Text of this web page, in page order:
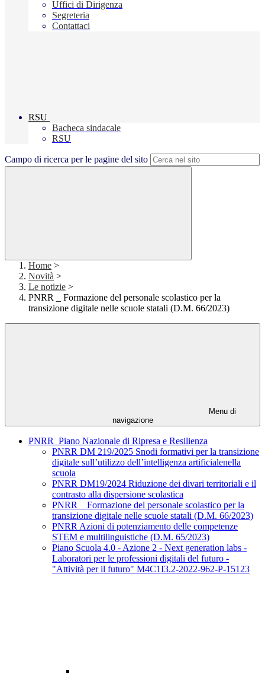
Uffici di Dirigenza
Segreteria
Contattaci
RSU
Bacheca sindacale
RSU
Campo di ricerca per le pagine del sito
Home >
Novità >
Le notizie >
PNRR _ Formazione del personale scolastico per la
transizione digitale nelle scuole statali (D.M. 66/2023)
Menu di
navigazione
PNRR_Piano Nazionale di Ripresa e Resilienza
PNRR DM 219/2025 Snodi formativi per la transizione
digitale sull’utilizzo dell’intelligenza artificialenella
scuola
PNRR DM19/2024 Riduzione dei divari territoriali e il
contrasto alla dispersione scolastica
PNRR _ Formazione del personale scolastico per la
transizione digitale nelle scuole statali (D.M. 66/2023)
PNRR Azioni di potenziamento delle competenze
STEM e multilinguistiche (D.M. 65/2023)
Piano Scuola 4.0 - Azione 2 - Next generation labs -
Laboratori per le professioni digitali del futuro -
"Attività per il futuro" M4C1I3.2-2022-962-P-15123